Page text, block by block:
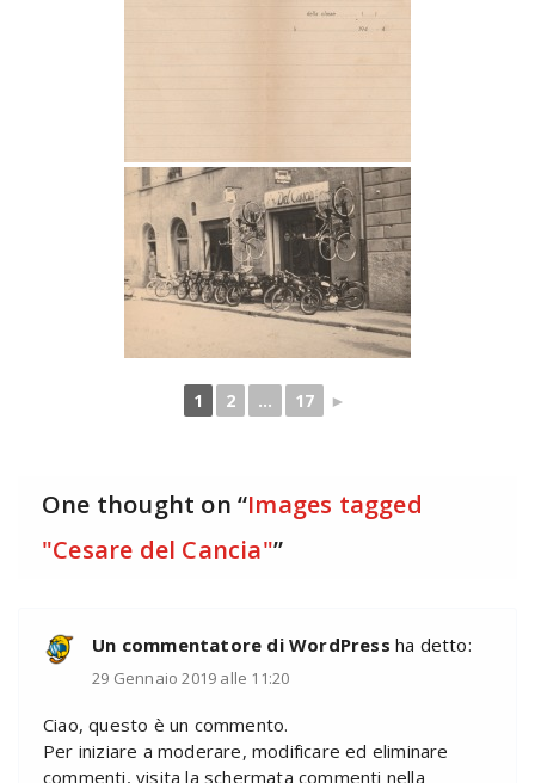
1 2 ... 17 ►
One thought on “Images tagged
"Cesare del Cancia"”
Un commentatore di WordPress ha detto:
29 Gennaio 2019 alle 11:20
Ciao, questo è un commento.
Per iniziare a moderare, modificare ed eliminare
commenti, visita la schermata commenti nella